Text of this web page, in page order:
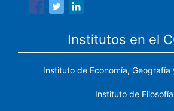
Institutos en el
Instituto de Economía, Geografía
Instituto de Filosofía